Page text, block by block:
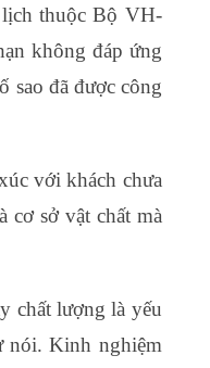
thuộc Bộ VH-
không đáp ứng
sao đã được công
với khách chưa
cơ sở vật chất mà
chất lượng là yếu
nói. Kinh nghiệm